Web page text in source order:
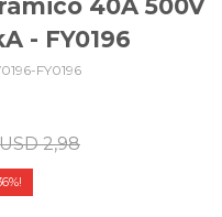
40A 500V
- FY0196
FY0196
USD 2,98